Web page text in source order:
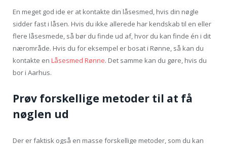
En meget god ide er at kontakte din låsesmed, hvis din nøgle
sidder fast i låsen. Hvis du ikke allerede har kendskab til en eller
flere låsesmede, så bør du finde ud af, hvor du kan finde én i dit
nærområde. Hvis du for eksempel er bosat i Rønne, så kan du
kontakte en Låsesmed Rønne. Det samme kan du gøre, hvis du
bor i Aarhus.
Prøv forskellige metoder til at få
nøglen ud
Der er faktisk også en masse forskellige metoder, som du kan